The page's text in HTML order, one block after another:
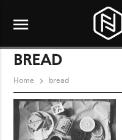
menu
BREAD
Home bread